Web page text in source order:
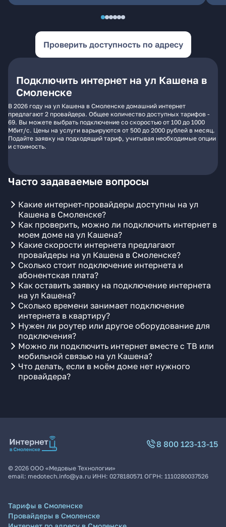
Проверить доступность по адресу
Подключить интернет на ул Кашена в
Смоленске
В 2026 году на ул Кашена в Смоленске домашний интернет
предлагают 2 провайдера. Общее количество доступных тарифов -
69. Вы можете выбрать подключение со скоростью от 100 до 1000
Мбит/с. Цены на услуги варьируются от 500 до 2000 рублей в месяц.
Подайте заявку на подходящий тариф, учитывая необходимые опции
и стоимость.
Часто задаваемые вопросы
Какие интернет-провайдеры доступны на ул
Кашена в Смоленске?
Как проверить, можно ли подключить интернет в
моем доме на ул Кашена?
Какие скорости интернета предлагают
провайдеры на ул Кашена в Смоленске?
Сколько стоит подключение интернета и
абонентская плата?
Как оставить заявку на подключение интернета
на ул Кашена?
Сколько времени занимает подключение
интернета в квартиру?
Нужен ли роутер или другое оборудование для
подключения?
Можно ли подключить интернет вместе с ТВ или
мобильной связью на ул Кашена?
Что делать, если в моём доме нет нужного
провайдера?
8 800 123-13-15
© 2026 ООО «Медовые Технологии»
email: medotech.info@ya.ru ИНН: 0278180571 ОГРН: 1110280037526
Тарифы в Смоленске
Провайдеры в Смоленске